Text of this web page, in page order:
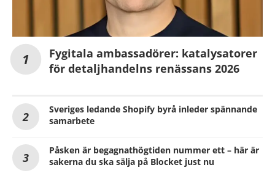
Fygitala ambassadörer: katalysatorer
för detaljhandelns renässans 2026
Sveriges ledande Shopify byrå inleder spännande
samarbete
Påsken är begagnathögtiden nummer ett – här är
sakerna du ska sälja på Blocket just nu